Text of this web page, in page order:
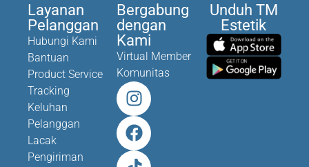
Layanan
Pelanggan
Hubungi Kami
Bantuan
Product Service
Tracking
Keluhan
Pelanggan
Lacak
Pengiriman
Bergabung
dengan
Kami
Virtual Member
Komunitas
Unduh TM
Estetik